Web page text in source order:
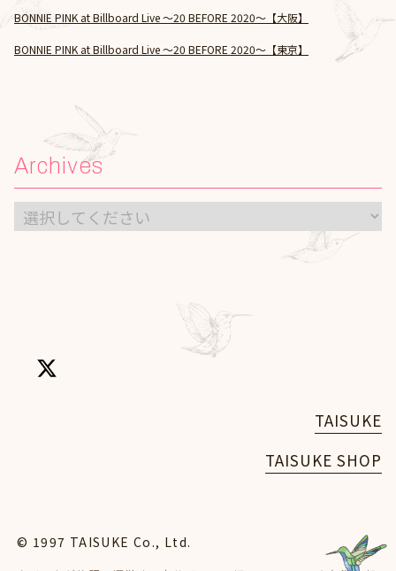
BONNIE PINK ​at Billboard Live ～20 BEFORE 2020～【大阪】
BONNIE PINK ​at Billboard Live ～20 BEFORE 2020～【東京】
Archives
TAISUKE
TAISUKE SHOP
© 1997 TAISUKE Co., Ltd.